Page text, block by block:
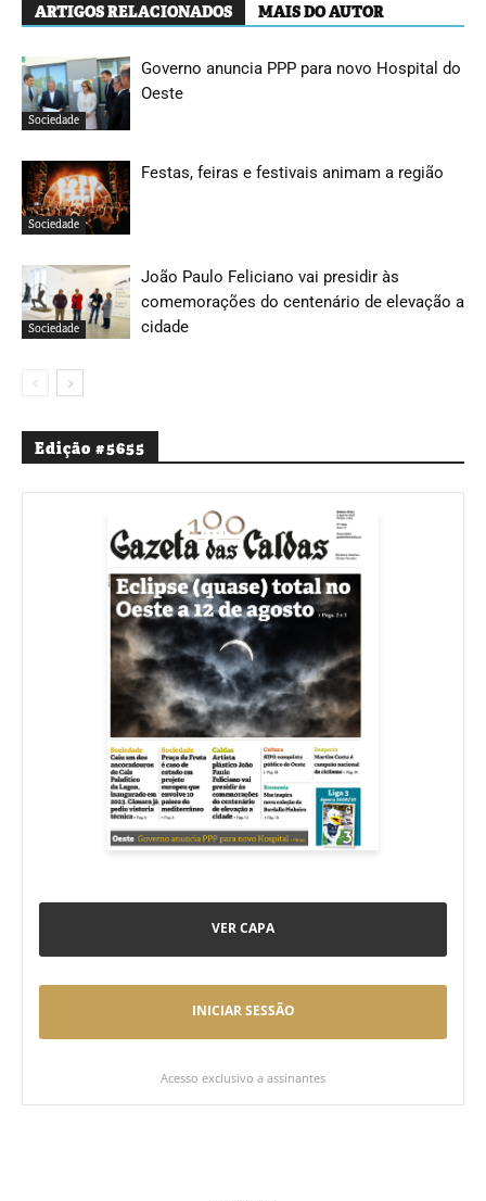
ARTIGOS RELACIONADOS MAIS DO AUTOR
Sociedade
Governo anuncia PPP para novo Hospital do
Oeste
Sociedade
Festas, feiras e festivais animam a região
Sociedade
João Paulo Feliciano vai presidir às
comemorações do centenário de elevação a
cidade
Edição #5655
VER CAPA
INICIAR SESSÃO
Acesso exclusivo a assinantes